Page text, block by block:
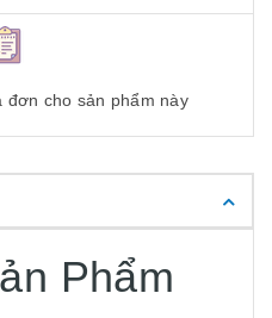
đơn cho sản phẩm này
Phẩm